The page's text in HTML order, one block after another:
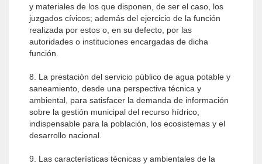
y materiales de los que disponen, de ser el caso, los
juzgados cívicos; además del ejercicio de la función
realizada por estos o, en su defecto, por las
autoridades o instituciones encargadas de dicha
función.
8. La prestación del servicio público de agua potable y
saneamiento, desde una perspectiva técnica y
ambiental, para satisfacer la demanda de información
sobre la gestión municipal del recurso hídrico,
indispensable para la población, los ecosistemas y el
desarrollo nacional.
9. Las características técnicas y ambientales de la